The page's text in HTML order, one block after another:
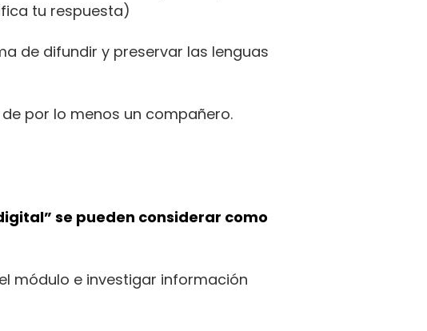
tu respuesta)
de difundir y preservar las lenguas
por lo menos un compañero.
se pueden considerar como
módulo e investigar información